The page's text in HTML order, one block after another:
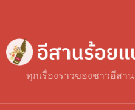
ทุกเรื่องราวของชาวอีสาน